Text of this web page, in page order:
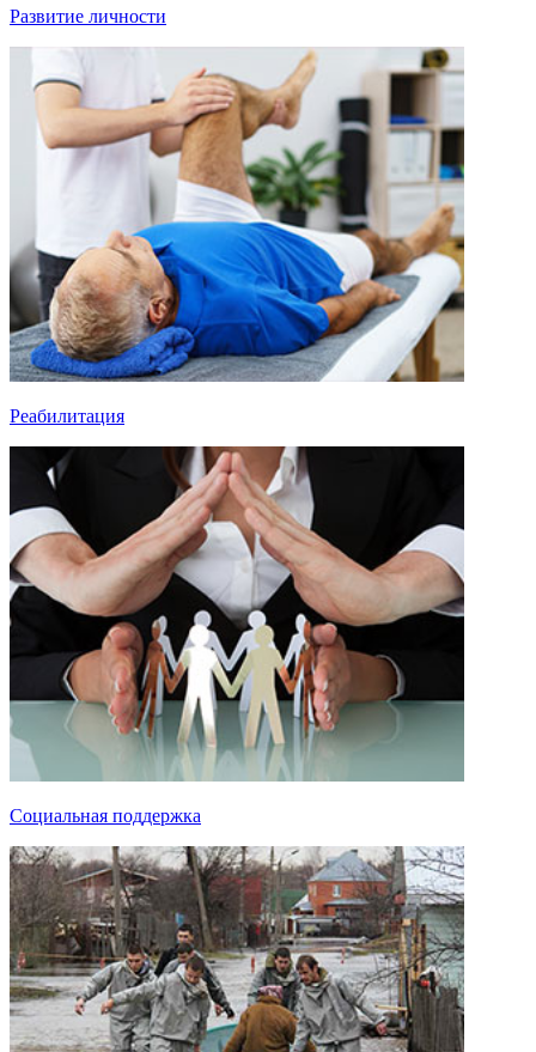
Развитие личности
Реабилитация
Социальная поддержка